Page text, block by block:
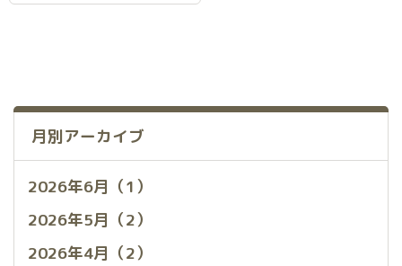
月別アーカイブ
2026年6月（1）
2026年5月（2）
2026年4月（2）